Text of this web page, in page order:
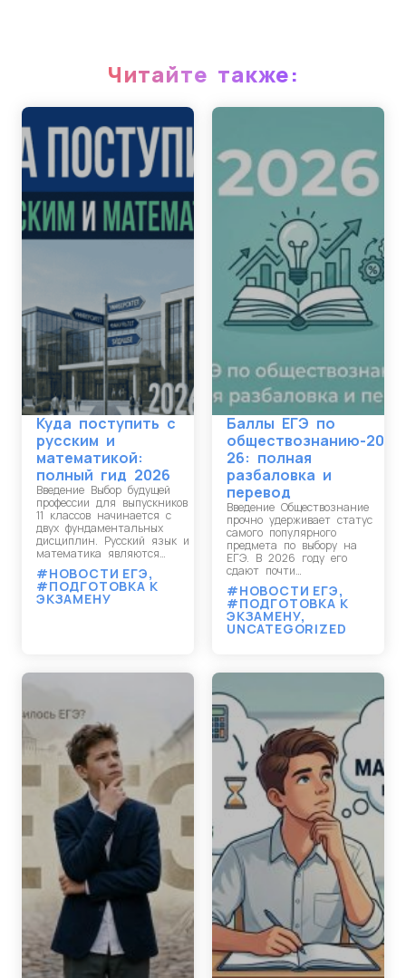
Читайте также:
Куда поступить с
русским и
математикой:
полный гид 2026
Введение Выбор будущей
профессии для выпускников
11 классов начинается с
двух фундаментальных
дисциплин. Русский язык и
математика являются…
#НОВОСТИ ЕГЭ,
#ПОДГОТОВКА К
ЭКЗАМЕНУ
Баллы ЕГЭ по
обществознанию-20
26: полная
разбаловка и
перевод
Введение Обществознание
прочно удерживает статус
самого популярного
предмета по выбору на
ЕГЭ. В 2026 году его
сдают почти…
#НОВОСТИ ЕГЭ,
#ПОДГОТОВКА К
ЭКЗАМЕНУ,
UNCATEGORIZED